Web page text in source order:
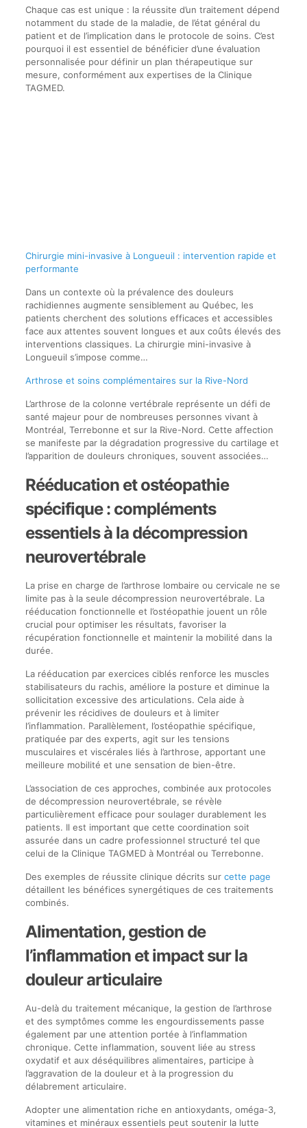
Chaque cas est unique : la réussite d’un traitement dépend
notamment du stade de la maladie, de l’état général du
patient et de l’implication dans le protocole de soins. C’est
pourquoi il est essentiel de bénéficier d’une évaluation
personnalisée pour définir un plan thérapeutique sur
mesure, conformément aux expertises de la Clinique
TAGMED.
Chirurgie mini-invasive à Longueuil : intervention rapide et
performante
Dans un contexte où la prévalence des douleurs
rachidiennes augmente sensiblement au Québec, les
patients cherchent des solutions efficaces et accessibles
face aux attentes souvent longues et aux coûts élevés des
interventions classiques. La chirurgie mini-invasive à
Longueuil s’impose comme…
Arthrose et soins complémentaires sur la Rive-Nord
L’arthrose de la colonne vertébrale représente un défi de
santé majeur pour de nombreuses personnes vivant à
Montréal, Terrebonne et sur la Rive-Nord. Cette affection
se manifeste par la dégradation progressive du cartilage et
l’apparition de douleurs chroniques, souvent associées…
Rééducation et ostéopathie
spécifique : compléments
essentiels à la décompression
neurovertébrale
La prise en charge de l’arthrose lombaire ou cervicale ne se
limite pas à la seule décompression neurovertébrale. La
rééducation fonctionnelle et l’ostéopathie jouent un rôle
crucial pour optimiser les résultats, favoriser la
récupération fonctionnelle et maintenir la mobilité dans la
durée.
La rééducation par exercices ciblés renforce les muscles
stabilisateurs du rachis, améliore la posture et diminue la
sollicitation excessive des articulations. Cela aide à
prévenir les récidives de douleurs et à limiter
l’inflammation. Parallèlement, l’ostéopathie spécifique,
pratiquée par des experts, agit sur les tensions
musculaires et viscérales liés à l’arthrose, apportant une
meilleure mobilité et une sensation de bien-être.
L’association de ces approches, combinée aux protocoles
de décompression neurovertébrale, se révèle
particulièrement efficace pour soulager durablement les
patients. Il est important que cette coordination soit
assurée dans un cadre professionnel structuré tel que
celui de la Clinique TAGMED à Montréal ou Terrebonne.
Des exemples de réussite clinique décrits sur cette page
détaillent les bénéfices synergétiques de ces traitements
combinés.
Alimentation, gestion de
l’inflammation et impact sur la
douleur articulaire
Au-delà du traitement mécanique, la gestion de l’arthrose
et des symptômes comme les engourdissements passe
également par une attention portée à l’inflammation
chronique. Cette inflammation, souvent liée au stress
oxydatif et aux déséquilibres alimentaires, participe à
l’aggravation de la douleur et à la progression du
délabrement articulaire.
Adopter une alimentation riche en antioxydants, oméga-3,
vitamines et minéraux essentiels peut soutenir la lutte